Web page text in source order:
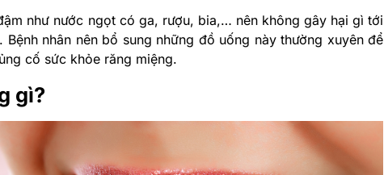
như nước ngọt có ga, rượu, bia,… nên không gây hại gì tới
nhân nên bổ sung những đồ uống này thường xuyên để
cố sức khỏe răng miệng.
gì?